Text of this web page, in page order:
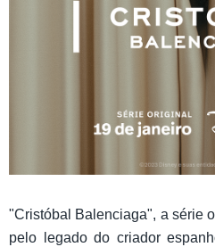
"Cristóbal Balenciaga", a série
pelo legado do criador